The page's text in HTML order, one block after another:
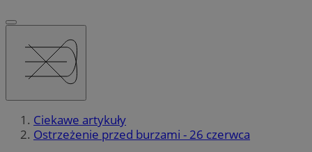
Ciekawe artykuły
Ostrzeżenie przed burzami - 26 czerwca